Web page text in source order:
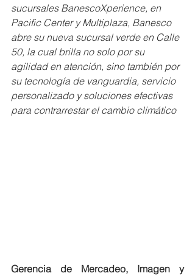
sucursales BanescoXperience, en
Pacific Center y Multiplaza, Banesco
abre su nueva sucursal verde en Calle
50, la cual brilla no solo por su
agilidad en atención, sino también por
su tecnología de vanguardia, servicio
personalizado y soluciones efectivas
para contrarrestar el cambio climático
Gerencia de Mercadeo, Imagen y